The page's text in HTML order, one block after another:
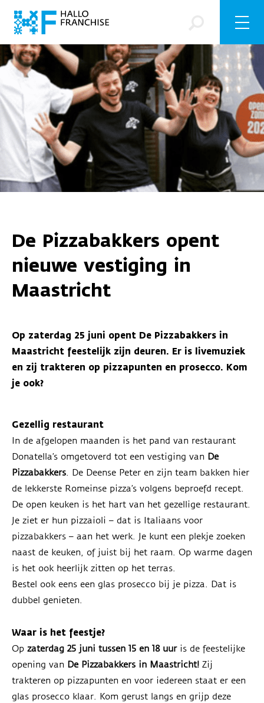
De Pizzabakkers opent
nieuwe vestiging in
Maastricht
Op zaterdag 25 juni opent De Pizzabakkers in
Maastricht feestelijk zijn deuren. Er is livemuziek
en zij trakteren op pizzapunten en prosecco. Kom
je ook?
Gezellig restaurant
In de afgelopen maanden is het pand van restaurant
Donatella’s omgetoverd tot een vestiging van De
Pizzabakkers. De Deense Peter en zijn team bakken hier
de lekkerste Romeinse pizza’s volgens beproefd recept.
De open keuken is het hart van het gezellige restaurant.
Je ziet er hun pizzaioli – dat is Italiaans voor
pizzabakkers – aan het werk. Je kunt een plekje zoeken
naast de keuken, of juist bij het raam. Op warme dagen
is het ook heerlijk zitten op het terras.
Bestel ook eens een glas prosecco bij je pizza. Dat is
dubbel genieten.
Waar is het feestje?
Op zaterdag 25 juni tussen 15 en 18 uuris de feestelijke
opening van De Pizzabakkers in Maastricht! Zij
trakteren op pizzapunten en voor iedereen staat er een
glas prosecco klaar. Kom gerust langs en grijp deze